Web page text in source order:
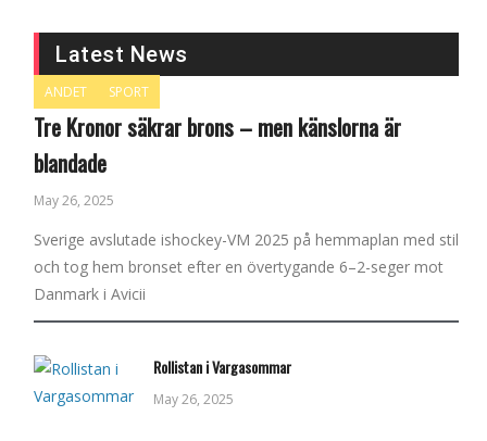
Latest News
ANDET SPORT
Tre Kronor säkrar brons – men känslorna är
blandade
May 26, 2025
Sverige avslutade ishockey-VM 2025 på hemmaplan med stil
och tog hem bronset efter en övertygande 6–2-seger mot
Danmark i Avicii
Rollistan i Vargasommar
May 26, 2025